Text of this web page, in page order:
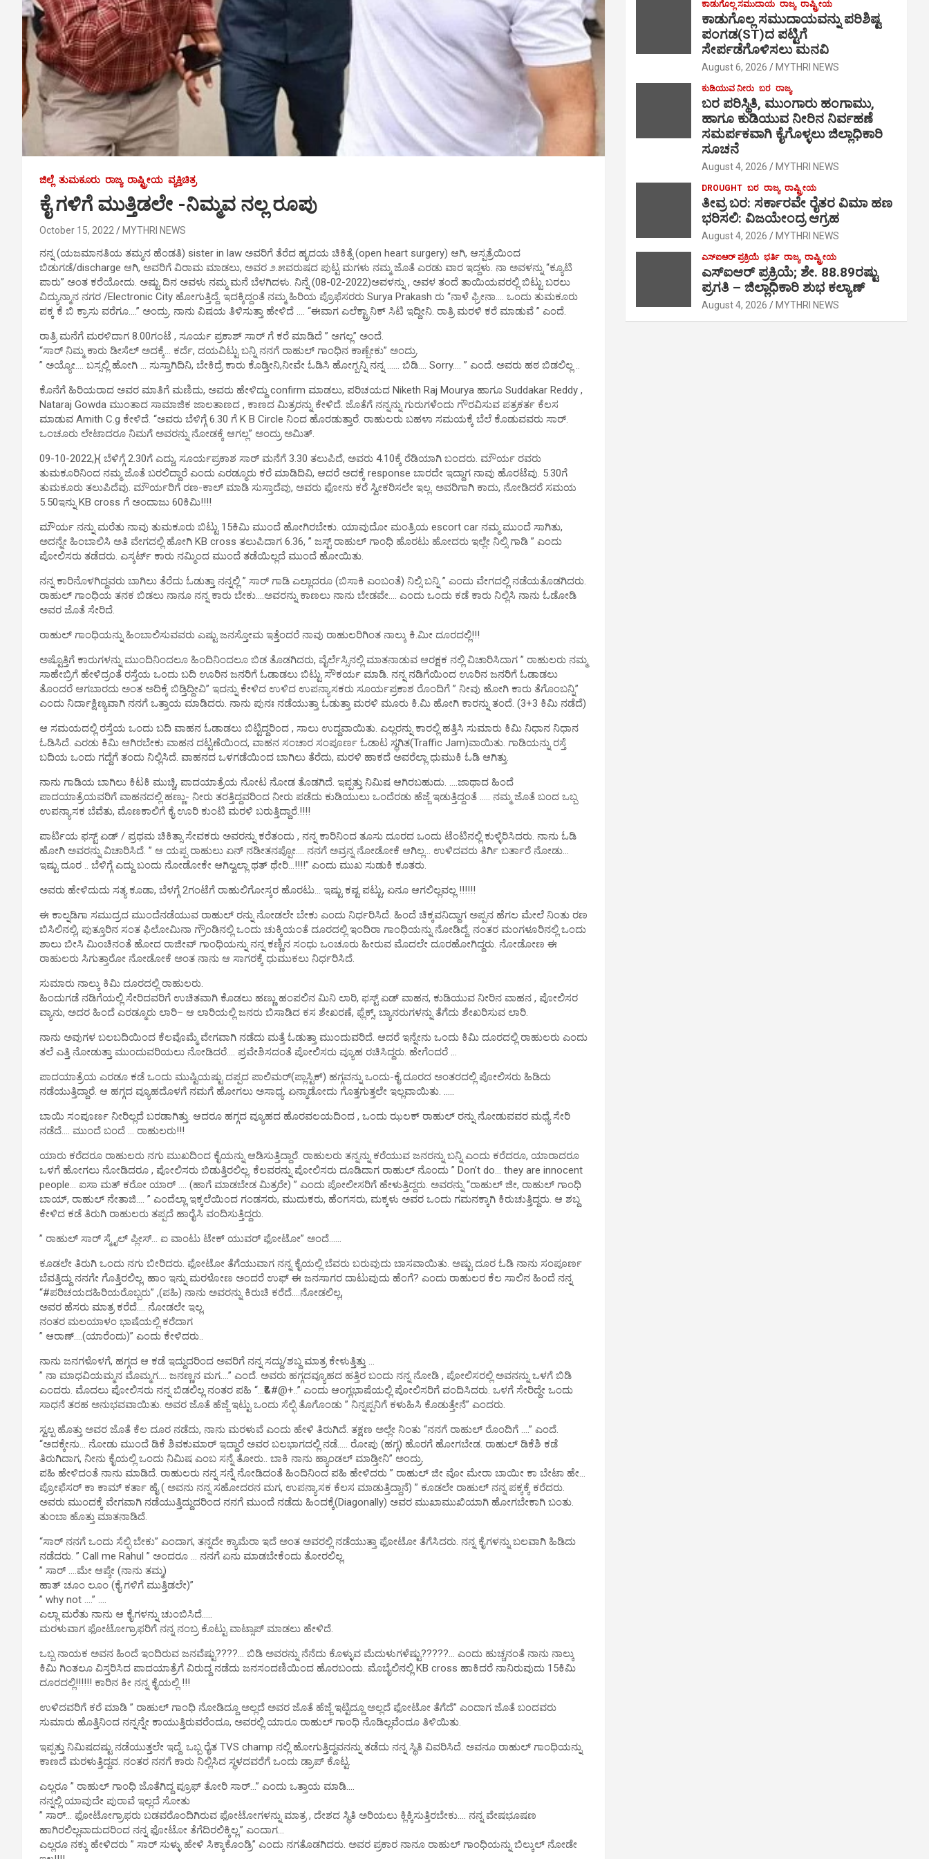
ಜಿಲ್ಲೆ ತುಮಕೂರು ರಾಜ್ಯ ರಾಷ್ಟ್ರೀಯ ವ್ಯಕ್ತಿಚಿತ್ರ
ಕೈ ಗಳಿಗೆ ಮುತ್ತಿಡಲೇ -ನಿಮ್ಮವ ನಲ್ಲ ರೂಪು
October 15, 2022 MYTHRI NEWS
ನನ್ನ (ಯಜಮಾನತಿಯ ತಮ್ಮನ ಹೆಂಡತಿ) sister in law ಅವರಿಗೆ ತೆರೆದ ಹೃದಯ ಚಿಕಿತ್ಸೆ (open heart surgery) ಆಗಿ, ಆಸ್ಪತ್ರೆಯಿಂದ
ಬಿಡುಗಡೆ/discharge ಆಗಿ, ಅವರಿಗೆ ವಿರಾಮ ಮಾಡಲು, ಅವರ ೨.೫ವರುಷದ ಪುಟ್ಟ ಮಗಳು ನಮ್ಮ ಜೊತೆ ಎರಡು ವಾರ ಇದ್ದಳು. ನಾ ಅವಳನ್ನು “ಕ್ಯೂಟಿ
ಪಾರು” ಅಂತ ಕರೆಯೋದು. ಅಷ್ಟು ದಿನ ಅವಳು ನಮ್ಮ ಮನೆ ಬೆಳಗಿದಳು. ನಿನ್ನೆ (08-02-2022)ಅವಳನ್ನು , ಅವಳ ತಂದೆ ತಾಯಿಯವರಲ್ಲಿ ಬಿಟ್ಟು ಬರಲು
ವಿದ್ಯುನ್ಮಾನ ನಗರ /Electronic City ಹೋಗುತ್ತಿದ್ದೆ. ಇದಕ್ಕಿದ್ದಂತೆ ನಮ್ಮ ಹಿರಿಯ ಪ್ರೊಫೆಸರರು Surya Prakash ರು “ನಾಳೆ ಫ್ರೀನಾ…. ಒಂದು ತುಮಕೂರು
ಪಕ್ಕ ಕೆ ಬಿ ಕ್ರಾಸು ವರೆಗೂ….” ಅಂದ್ರು. ನಾನು ವಿಷಯ‌ ತಿಳಿಸುತ್ತಾ ಹೇಳಿದೆ …. “ಈವಾಗ ಎಲೆಕ್ಟ್ರಾನಿಕ್ ಸಿಟಿ ಇದ್ದೀನಿ. ರಾತ್ರಿ ಮರಳಿ ಕರೆ ಮಾಡುವೆ ” ಎಂದೆ.
ರಾತ್ರಿ ಮನೆಗೆ ಮರಳಿದಾಗ 8.00ಗಂಟೆ , ಸೂರ್ಯ ಪ್ರಕಾಶ್ ಸಾರ್ ಗೆ ಕರೆ ಮಾಡಿದೆ ” ಅಗಲ್ಲ” ಅಂದೆ.
“ಸಾರ್ ನಿಮ್ಮ ಕಾರು ಡೀಸೆಲ್ ಅದಕ್ಕೆ… ಕರ್ದೆ, ದಯವಿಟ್ಟು ಬನ್ನಿ ನನಗೆ ರಾಹುಲ್ ಗಾಂಧಿನ ಕಾಣ್ಬೇಕು” ಅಂದ್ರು.
” ಅಯ್ಯೋ…. ಬಸ್ಸಲ್ಲಿ ಹೋಗಿ … ಸುಸ್ತಾಗಿದಿನಿ, ಬೇಕಿದ್ರೆ ಕಾರು ಕೊಡ್ತೀನಿ,ನೀವೇ ಓಡಿಸಿ ಹೋಗ್ಬನ್ನಿ ನನ್ನ …… ಬಿಡಿ…. Sorry…. ” ಎಂದೆ. ಅವರು ಹಠ ಬಿಡಲಿಲ್ಲ ..
ಕೊನೆಗೆ ಹಿರಿಯರಾದ ಅವರ ಮಾತಿಗೆ ಮಣಿದು, ಅವರು ಹೇಳಿದ್ದು confirm ಮಾಡಲು, ಪರಿಚಯದ Niketh Raj Mourya ಹಾಗೂ Suddakar Reddy ,
Nataraj Gowda ಮುಂತಾದ ಸಾಮಾಜಿಕ ಜಾಲತಾಣದ , ಕಾಣದ ಮಿತ್ರರನ್ನು ಕೇಳಿದೆ. ಜೊತೆಗೆ ನನ್ನನ್ನು ಗುರುಗಳೆಂದು ಗೌರವಿಸುವ ಪತ್ರಕರ್ತ ಕೆಲಸ
ಮಾಡುವ Amith C.g ಕೇಳಿದೆ. “ಅವರು ಬೆಳಿಗ್ಗೆ 6.30 ಗೆ K B Circle ನಿಂದ ಹೊರಡುತ್ತಾರೆ. ರಾಹುಲರು ಬಹಳಾ ಸಮಯಕ್ಕೆ ಬೆಲೆ ಕೊಡುವವರು ಸಾರ್.
ಒಂಚೂರು ಲೇಟಾದರೂ ನಿಮಗೆ ಅವರನ್ನು ನೋಡಕ್ಕೆ ಆಗಲ್ಲ” ಅಂದ್ರು ಅಮಿತ್.
09-10-2022,}{ ಬೆಳಿಗ್ಗೆ 2.30ಗೆ ಎದ್ದು, ಸೂರ್ಯಪ್ರಕಾಶ ಸಾರ್ ಮನೆಗೆ 3.30 ತಲುಪಿದೆ, ಅವರು 4.10ಕ್ಕೆ ರೆಡಿಯಾಗಿ ಬಂದರು. ಮೌರ್ಯ ರವರು
ತುಮಕೂರಿನಿಂದ ನಮ್ಮ ಜೊತೆ ಬರಲಿದ್ದಾರೆ ಎಂದು ಎರಡ್ಮೂರು ಕರೆ ಮಾಡಿದಿವಿ, ಆದರೆ ಅದಕ್ಕೆ response ಬಾರದೇ ಇದ್ದಾಗ ನಾವು ಹೊರಟೆವು. 5.30ಗೆ
ತುಮಕೂರು ತಲುಪಿದೆವು. ಮೌರ್ಯರಿಗೆ ರಣ-ಕಾಲ್ ಮಾಡಿ ಸುಸ್ತಾದೆವು, ಅವರು ಫೋನು ಕರೆ ಸ್ವೀಕರಿಸಲೇ ಇಲ್ಲ. ಅವರಿಗಾಗಿ ಕಾದು, ನೋಡಿದರೆ ಸಮಯ
5.50ಇನ್ನು KB cross ಗೆ ಅಂದಾಜು 60ಕಿಮಿ!!!!
ಮೌರ್ಯ ನನ್ನು ಮರೆತು ನಾವು ತುಮಕೂರು ಬಿಟ್ಟು 15ಕಿಮಿ ಮುಂದೆ ಹೋಗಿರಬೇಕು. ಯಾವುದೋ ಮಂತ್ರಿಯ escort car ನಮ್ಮ ಮುಂದೆ ಸಾಗಿತು,
ಅದನ್ನೇ ಹಿಂಬಾಲಿಸಿ ಅತಿ ವೇಗದಲ್ಲಿ ಹೋಗಿ KB cross ತಲುಪಿದಾಗ 6.36, ” ಜಸ್ಟ್ ರಾಹುಲ್ ಗಾಂಧಿ ಹೊರಟು ಹೋದರು ಇಲ್ಲೇ ನಿಲ್ಸಿ ಗಾಡಿ ” ಎಂದು
ಪೋಲಿಸರು ತಡೆದರು. ಎಸ್ಕರ್ಟ್ ಕಾರು ನಮ್ಮಿಂದ ಮುಂದೆ ತಡೆಯಿಲ್ಲದೆ ಮುಂದೆ ಹೋಯಿತು.
ನನ್ನ ಕಾರಿನೊಳಗಿದ್ದವರು ಬಾಗಿಲು ತೆರೆದು ಓಡುತ್ತಾ ನನ್ನಲ್ಲಿ ” ಸಾರ್ ಗಾಡಿ ಎಲ್ಲಾದರೂ (ಬಿಸಾಕಿ ಎಂಬಂತೆ) ನಿಲ್ಸಿ ಬನ್ನಿ ” ಎಂದು ವೇಗದಲ್ಲಿ ನಡೆಯತೊಡಗಿದರು.
ರಾಹುಲ್ ಗಾಂಧಿಯ ತನಕ ಬಿಡಲು ನಾನೂ ನನ್ನ ಕಾರು ಬೇಕು….ಅವರನ್ನು ಕಾಣಲು ನಾನು ಬೇಡವೇ…. ಎಂದು ಒಂದು ಕಡೆ ಕಾರು ನಿಲ್ಲಿಸಿ ನಾನು ಓಡೋಡಿ
ಅವರ ಜೊತೆ ಸೇರಿದೆ.
ರಾಹುಲ್ ಗಾಂಧಿಯನ್ನು ಹಿಂಬಾಲಿಸುವವರು ಎಷ್ಟು ಜನಸ್ತೋಮ ಇತ್ತೆಂದರೆ ನಾವು ರಾಹುಲರಿಗಿಂತ ನಾಲ್ಕು ಕಿ.ಮೀ ದೂರದಲ್ಲಿ!!!
ಅಷ್ಟೊತ್ತಿಗೆ ಕಾರುಗಳನ್ನು ಮುಂದಿನಿಂದಲೂ ಹಿಂದಿನಿಂದಲೂ ಬಿಡ ತೊಡಗಿದರು, ವೈರ್ಲೆಸ್ಸಿನಲ್ಲಿ ಮಾತನಾಡುವ ಆರಕ್ಷಕ ನಲ್ಲಿ ವಿಚಾರಿಸಿದಾಗ ” ರಾಹುಲರು ನಮ್ಮ
ಸಾಹೇಬ್ರಿಗೆ ಹೇಳಿದ್ರಂತೆ ರಸ್ತೆಯ ಒಂದು ಬದಿ ಊರಿನ ಜನರಿಗೆ ಓಡಾಡಲು ಬಿಟ್ಟು ಸೌಕರ್ಯ ಮಾಡಿ. ನನ್ನ ನಡಿಗೆಯಿಂದ ಊರಿನ ಜನರಿಗೆ ಓಡಾಡಲು
ತೊಂದರೆ ಆಗಬಾರದು ಅಂತ ಅದಿಕ್ಕೆ ಬಿಡ್ತಿದ್ದೀವಿ” ಇದನ್ನು ಕೇಳಿದ ಉಳಿದ ಉಪನ್ಯಾಸಕರು ಸೂರ್ಯಪ್ರಕಾಶ ರೊಂದಿಗೆ ” ನೀವು ಹೋಗಿ ಕಾರು ತೆಗೊಂಬನ್ನಿ”
ಎಂದು ನಿರ್ದಾಕ್ಷಿಣ್ಯವಾಗಿ ನನಗೆ ಒತ್ತಾಯ ಮಾಡಿದರು. ನಾನು ಪುನಃ ನಡೆಯುತ್ತಾ ಓಡುತ್ತಾ ಮರಳಿ ಮೂರು ಕಿ.ಮಿ ಹೋಗಿ ಕಾರನ್ನು ತಂದೆ. (3+3 ಕಿಮಿ ನಡೆದೆ)
ಆ ಸಮಯದಲ್ಲಿ ರಸ್ತೆಯ ಒಂದು ಬದಿ ವಾಹನ ಓಡಾಡಲು ಬಿಟ್ಟಿದ್ದರಿಂದ , ಸಾಲು ಉದ್ದವಾಯಿತು. ಎಲ್ಲರನ್ನು ಕಾರಲ್ಲಿ ಹತ್ತಿಸಿ ಸುಮಾರು ಕಿಮಿ ನಿಧಾನ ನಿಧಾನ
ಓಡಿಸಿದೆ. ಎರಡು ಕಿಮಿ ಆಗಿರಬೇಕು ವಾಹನ ದಟ್ಟಣೆಯಿಂದ, ವಾಹನ ಸಂಚಾರ ಸಂಪೂರ್ಣ ಓಡಾಟ ಸ್ಥಗಿತ(Traffic Jam)ವಾಯಿತು. ಗಾಡಿಯನ್ನು ರಸ್ತೆ
ಬದಿಯ ಒಂದು ಗದ್ದೆಗೆ ತಂದು ನಿಲ್ಲಿಸಿದೆ. ವಾಹನದ ಒಳಗಡೆಯಿಂದ ಬಾಗಿಲು ತೆರೆದು, ಮರಳಿ ಹಾಕದೆ ಅವರೆಲ್ಲಾ ಧುಮುಕಿ ಓಡಿ ಆಗಿತ್ತು.
ನಾನು ಗಾಡಿಯ ಬಾಗಿಲು ಕಿಟಕಿ ಮುಚ್ಚಿ, ಪಾದಯಾತ್ರೆಯ ನೋಟ ನೋಡ ತೊಡಗಿದೆ. ಇಪ್ಪತ್ತು ನಿಮಿಷ ಆಗಿರಬಹುದು. ….ಜಾಥಾದ ಹಿಂದೆ
ಪಾದಯಾತ್ರೆಯವರಿಗೆ ವಾಹನದಲ್ಲಿ ಹಣ್ಣು- ನೀರು ತರತ್ತಿದ್ದವರಿಂದ ನೀರು ಪಡೆದು ಕುಡಿಯುಲು ಒಂದೆರಡು ಹೆಜ್ಜೆ ಇಡುತ್ತಿದ್ದಂತೆ ….. ನಮ್ಮ ಜೊತೆ ಬಂದ ಒಬ್ಬ
ಉಪನ್ಯಾಸಕ ಬೆವೆತು, ಮೊಣಕಾಲಿಗೆ ಕೈ ಊರಿ ಕುಂಟಿ ಮರಳಿ ಬರುತ್ತಿದ್ದಾರೆ.!!!!
ಪಾರ್ಟಿಯ ಫಸ್ಟ್ ಏಡ್ / ಪ್ರಥಮ ಚಿಕಿತ್ಸಾ ಸೇವಕರು ಅವರನ್ನು ಕರೆತಂದು , ನನ್ನ ಕಾರಿನಿಂದ ತೂಸು ದೂರದ ಒಂದು ಟೆಂಟಿನಲ್ಲಿ ಕುಳ್ಳಿರಿಸಿದರು. ನಾನು ಓಡಿ
ಹೋಗಿ ಅವರನ್ನು ವಿಚಾರಿಸಿದೆ. ” ಆ ಯಪ್ಪ ರಾಹುಲು ಏನ್ ನಡೀತನಪ್ಪೋ…. ನನಗೆ ಅವ್ರನ್ನ ನೋಡೋಕೆ ಆಗಿಲ್ಲ… ಉಳಿದವರು ತಿರ್ಗಿ ಬರ್ತಾರೆ ನೋಡು…
ಇಷ್ಟು ದೂರ .. ಬೆಳಿಗ್ಗೆ ಎದ್ದು ಬಂದು ನೋಡೋಕೇ ಆಗಿಲ್ವಲ್ಲಾ ಥತ್ ಥೇರಿ…!!!!” ಎಂದು ಮುಖ ಸುಡುಕಿ ಕೂತರು.
ಅವರು ಹೇಳಿದುದು ಸತ್ಯ ಕೂಡಾ, ಬೆಳಗ್ಗೆ 2ಗಂಟೆಗೆ ರಾಹುಲಿಗೋಸ್ಕರ ಹೊರಟು… ಇಷ್ಟು ಕಷ್ಟ ಪಟ್ಟು, ಏನೂ ಆಗಲಿಲ್ಲವಲ್ಲ !!!!!!
ಈ ಕಾಲ್ನಡಿಗಾ ಸಮುದ್ರದ ಮುಂದೆನಡೆಯುವ ರಾಹುಲ್ ರನ್ನು ನೋಡಲೇ ಬೇಕು ಎಂದು ನಿರ್ಧರಿಸಿದೆ. ಹಿಂದೆ ಚಿಕ್ಕವನಿದ್ದಾಗ ಅಪ್ಪನ ಹೆಗಲ ಮೇಲೆ ನಿಂತು ರಣ
ಬಿಸಿಲಿನಲ್ಲಿ, ಪುತ್ತೂರಿನ ಸಂತ ಫಿಲೋಮಿನಾ ಗ್ರೌಂಡಿನಲ್ಲಿ ಒಂದು ಚುಕ್ಕಿಯಂತೆ ದೂರದಲ್ಲಿ ಇಂದಿರಾ ಗಾಂಧಿಯನ್ನು ನೋಡಿದ್ದೆ. ನಂತರ ಮಂಗಳೂರಿನಲ್ಲಿ ಒಂದು
ಶಾಲು ಬೀಸಿ ಮಿಂಚಿನಂತೆ ಹೋದ ರಾಜೀವ್ ಗಾಂಧಿಯನ್ನು ನನ್ನ ಕಣ್ಣಿನ ಸಂಧು ಒಂಚೂರು ಹೀರುವ ಮೊದಲೇ ದೂರಹೋಗಿದ್ದರು. ನೋಡೋಣ ಈ
ರಾಹುಲರು ಸಿಗುತ್ತಾರೋ ನೋಡೋಕೆ ಅಂತ ನಾನು ಆ ಸಾಗರಕ್ಕೆ ಧುಮುಕಲು ನಿರ್ಧರಿಸಿದೆ.
ಸುಮಾರು ನಾಲ್ಕು ಕಿಮಿ ದೂರದಲ್ಲಿ ರಾಹುಲರು.
ಹಿಂದುಗಡೆ ನಡಿಗೆಯಲ್ಲಿ ಸೇರಿದವರಿಗೆ ಉಚಿತವಾಗಿ ಕೊಡಲು ಹಣ್ಣು ಹಂಪಲಿನ ಮಿನಿ ಲಾರಿ, ಫಸ್ಟ್ ಏಡ್ ವಾಹನ, ಕುಡಿಯುವ ನೀರಿನ ವಾಹನ , ಪೋಲಿಸರ
ವ್ಯಾನು, ಅದರ ಹಿಂದೆ ಎರಡ್ಮೂರು ಲಾರಿ– ಆ ಲಾರಿಯಲ್ಲಿ ಜನರು ಬಿಸಾಡಿದ ಕಸ ಶೇಖರಣೆ, ಫ್ಲೆಕ್ಸ್, ಬ್ಯಾನರುಗಳನ್ನು ತೆಗೆದು ಶೇಖರಿಸುವ ಲಾರಿ.
ನಾನು ಅವುಗಳ ಬಲಬದಿಯಿಂದ ಕೆಲವೊಮ್ಮೆ ವೇಗವಾಗಿ ನಡೆದು ಮತ್ತೆ ಓಡುತ್ತಾ ಮುಂದುವರಿದೆ. ಆದರೆ ಇನ್ನೇನು ಒಂದು ಕಿಮಿ ದೂರದಲ್ಲಿ ರಾಹುಲರು ಎಂದು
ತಲೆ ಎತ್ತಿ ನೋಡುತ್ತಾ ಮುಂದುವರಿಯಲು ನೋಡಿದರೆ…. ಪ್ರವೇಶಿಸದಂತೆ ಪೋಲಿಸರು ವ್ಯೂಹ ರಚಿಸಿದ್ದರು. ಹೇಗೆಂದರೆ …
ಪಾದಯಾತ್ರೆಯ ಎರಡೂ ಕಡೆ ಒಂದು ಮುಷ್ಟಿಯಷ್ಟು ದಪ್ಪದ ಪಾಲಿಮರ್(ಪ್ಲಾಸ್ಟಿಕ್) ಹಗ್ಗವನ್ನು ಒಂದು-ಕೈ ದೂರದ ಅಂತರದಲ್ಲಿ ಪೋಲಿಸರು ಹಿಡಿದು
ನಡೆಯುತ್ತಿದ್ದಾರೆ. ಆ ಹಗ್ಗದ ವ್ಯೂಹದೊಳಗೆ ನಮಗೆ ಹೋಗಲು ಅಸಾಧ್ಯ. ಏನ್ಮಾಡೋದು ಗೊತ್ತಗುತ್ತಲೇ ಇಲ್ಲವಾಯಿತು. …..
ಬಾಯಿ ಸಂಪೂರ್ಣ ನೀರಿಲ್ಲದೆ ಬರಡಾಗಿತ್ತು. ಆದರೂ ಹಗ್ಗದ ವ್ಯೂಹದ ಹೊರವಲಯದಿಂದ , ಒಂದು ಝಲಕ್ ರಾಹುಲ್ ರನ್ನು ನೋಡುವವರ ಮಧ್ಯೆ ಸೇರಿ
ನಡೆದೆ…. ಮುಂದೆ ಬಂದೆ … ರಾಹುಲರು!!!
ಯಾರು ಕರೆದರೂ ರಾಹುಲರು ನಗು ಮುಖದಿಂದ ಕೈಯನ್ನು ಆಡಿಸುತ್ತಿದ್ದಾರೆ. ರಾಹುಲರು ತನ್ನನ್ನು ಕರೆಯುವ ಜನರನ್ನು ಬನ್ನಿ ಎಂದು ಕರೆದರೂ, ಯಾರಾದರೂ
ಒಳಗೆ ಹೋಗಲು ನೋಡಿದರೂ , ಪೋಲಿಸರು ಬಿಡುತ್ತಿರಲಿಲ್ಲ. ಕೆಲವರನ್ನು ಪೋಲಿಸರು ದೂಡಿದಾಗ ರಾಹುಲ್ ನೊಂದು ” Don’t do… they are innocent
people… ಐಸಾ ಮತ್ ಕರೋ ಯಾರ್ …. (ಹಾಗೆ ಮಾಡಬೇಡ ಮಿತ್ರರೇ) ” ಎಂದು ಪೋಲೀಸರಿಗೆ ಹೇಳುತ್ತಿದ್ದರು. ಅವರನ್ನು “ರಾಹುಲ್ ಜೀ, ರಾಹುಲ್ ಗಾಂಧಿ
ಬಾಯ್, ರಾಹುಲ್ ನೇತಾಜಿ…. ” ಎಂದೆಲ್ಲಾ ಇಕ್ಕಲೆಯಿಂದ ಗಂಡಸರು, ಮುದುಕರು, ಹೆಂಗಸರು, ಮಕ್ಕಳು ಅವರ ಒಂದು ಗಮನಕ್ಕಾಗಿ ಕಿರುಚುತ್ತಿದ್ದರು. ಆ ಶಬ್ದ
ಕೇಳಿದ ಕಡೆ ತಿರುಗಿ ರಾಹುಲರು ತಪ್ಪದೆ ಹಾರೈಸಿ ವಂದಿಸುತ್ತಿದ್ದರು.
” ರಾಹುಲ್ ಸಾರ್ ಸ್ಮೈಲ್ ಪ್ಲೀಸ್… ಐ ವಾಂಟು ಟೇಕ್ ಯುವರ್ ಫೋಟೋ” ಅಂದೆ……
ಕೂಡಲೇ ತಿರುಗಿ ಒಂದು ನಗು ಬೀರಿದರು. ಫೋಟೋ ತೆಗೆಯುವಾಗ ನನ್ನ ಕೈಯಲ್ಲಿ ಬೆವರು ಬರುವುದು ಬಾಸವಾಯಿತು. ಅಷ್ಟು ದೂರ ಓಡಿ ನಾನು ಸಂಪೂರ್ಣ
ಬೆವತ್ತಿದ್ದು ನನಗೇ ಗೊತ್ತಿರಲಿಲ್ಲ. ಹಾಂ ಇನ್ನು ಮರಳೋಣ ಅಂದರೆ ಉಫ್ ಈ ಜನಸಾಗರ ದಾಟುವುದು ಹೆಂಗೆ? ಎಂದು ರಾಹುಲರ ಕೆಲ ಸಾಲಿನ ಹಿಂದೆ ನನ್ನ
“#ಪರಿಚಯದಹಿರಿಯರೊಬ್ಬರು” ,(ಪಹಿ) ನಾನು ಅವರನ್ನು ಕಿರುಚಿ ಕರೆದೆ….ನೋಡಲಿಲ್ಲ,
ಅವರ ಹೆಸರು ಮಾತ್ರ ಕರೆದೆ…. ನೋಡಲೇ ಇಲ್ಲ.
ನಂತರ ಮಲಯಾಳಂ ಭಾಷೆಯಲ್ಲಿ ಕರೆದಾಗ
” ಆರಾಣ್….(ಯಾರೆಂದು)” ಎಂದು ಕೇಳಿದರು..
ನಾನು ಜನಗಳೊಳಗೆ, ಹಗ್ಗದ ಆ ಕಡೆ ಇದ್ದುದರಿಂದ ಅವರಿಗೆ ನನ್ನ ಸದ್ದು/ಶಬ್ದ ಮಾತ್ರ ಕೇಳುತ್ತಿತ್ತು …
” ನಾ ಮಾಧವಿಯಮ್ಮನ ಮೊಮ್ಮಗ…. ಜನಣ್ಣನ ಮಗ….” ಎಂದೆ. ಅವರು ಹಗ್ಗದವ್ಯೂಹದ ಹತ್ತಿರ ಬಂದು ನನ್ನ ನೋಡಿ , ಪೋಲಿಸರಲ್ಲಿ ಅವನನ್ನು ಒಳಗೆ ಬಿಡಿ
ಎಂದರು. ಮೊದಲು ಪೋಲಿಸರು ನನ್ನ ಬಿಡಲಿಲ್ಲ ನಂತರ ಪಹಿ “…₹&#@+..” ಎಂದು ಆಂಗ್ಲಭಾಷೆಯಲ್ಲಿ ಪೋಲಿಸರಿಗೆ ವಂದಿಸಿದರು. ಒಳಗೆ ಸೇರಿದ್ದೇ ಒಂದು
ಸಾಧನೆ ತರಹ ಅನುಭವವಾಯಿತು. ಅವರ ಜೊತೆ ಹೆಜ್ಜೆ ಇಟ್ಟು ಒಂದು ಸೆಲ್ಫಿ ತೊಗೊಂಡು ” ನಿನ್ನಪ್ಪನಿಗೆ ಕಳುಹಿಸಿ ಕೊಡುತ್ತೇನೆ” ಎಂದರು.
ಸ್ವಲ್ಪ ಹೊತ್ತು ಅವರ ಜೊತೆ ಕೆಲ ದೂರ ನಡೆದು, ನಾನು ಮರಳುವೆ ಎಂದು ಹೇಳಿ ತಿರುಗಿದೆ. ತಕ್ಷಣ ಅಲ್ಲೇ ನಿಂತು “ನನಗೆ ರಾಹುಲ್ ರೊಂದಿಗೆ ….” ಎಂದೆ.
“ಅದಕ್ಕೇನು… ನೋಡು ಮುಂದೆ ಡಿಕೆ ಶಿವಕುಮಾರ್ ಇದ್ದಾರೆ ಅವರ ಬಲಭಾಗದಲ್ಲಿ ನಡೆ….. ರೋಪು (ಹಗ್ಗ) ಹೊರಗೆ ಹೋಗಬೇಡ. ರಾಹುಲ್ ಡಿಕೆಶಿ ಕಡೆ
ತಿರುಗಿದಾಗ, ನೀನು ಕೈಯಲ್ಲಿ ಒಂದು ನಿಮಿಷ ಎಂಬ ಸನ್ನೆ ತೋರು.. ಬಾಕಿ ನಾನು ಹ್ಯಾಂಡಲ್ ಮಾಡ್ತೀನಿ” ಅಂದ್ರು.
ಪಹಿ ಹೇಳಿದಂತೆ ನಾನು ಮಾಡಿದೆ. ರಾಹುಲರು ನನ್ನ ಸನ್ನೆ ನೋಡಿದಂತೆ ಹಿಂದಿನಿಂದ ಪಹಿ ಹೇಳಿದರು ” ರಾಹುಲ್ ಜೀ ವೋ ಮೇರಾ ಬಾಯೀ ಕಾ ಬೇಟಾ ಹೇ…
ಪ್ರೋಫೆಸರ್ ಕಾ ಕಾಮ್ ಕರ್ತಾ ಹೈ ( ಅವನು ನನ್ನ ಸಹೋದರನ ಮಗ, ಉಪನ್ಯಾಸಕ ಕೆಲಸ ಮಾಡುತ್ತಿದ್ದಾನೆ) ” ಕೂಡಲೇ ರಾಹುಲ್ ನನ್ನ ಪಕ್ಕಕ್ಕೆ ಕರೆದರು.
ಅವರು ಮುಂದಕ್ಕೆ ವೇಗವಾಗಿ ನಡೆಯುತ್ತಿದ್ದುದರಿಂದ ನನಗೆ ಮುಂದೆ ನಡೆದು ಹಿಂದಕ್ಕೆ(Diagonally) ಅವರ ಮುಖಾಮುಖಿಯಾಗಿ ಹೋಗಬೇಕಾಗಿ ಬಂತು.
ತುಂಬಾ ಹೊತ್ತು ಮಾತನಾಡಿದೆ.
“ಸಾರ್ ನನಗೆ ಒಂದು ಸೆಲ್ಫಿ ಬೇಕು” ಎಂದಾಗ, ತನ್ನದೇ ಕ್ಯಾಮೆರಾ ಇದೆ ಅಂತ ಅವರಲ್ಲಿ ನಡೆಯುತ್ತಾ ಫೋಟೋ ತೆಗೆಸಿದರು. ನನ್ನ ಕೈಗಳನ್ನು ಬಲವಾಗಿ ಹಿಡಿದು
ನಡೆದರು. ” Call me Rahul ” ಅಂದರೂ … ನನಗೆ ಏನು ಮಾಡಬೇಕೆಂದು ತೋರಲಿಲ್ಲ.
” ಸಾರ್ ….ಮೇ ಆಪ್ಕೇ (ನಾನು ತಮ್ಮ)
ಹಾತ್ ಚೂಂ ಲೂಂ (ಕೈ ಗಳಿಗೆ ಮುತ್ತಿಡಲೇ)”
” why not ….” ….
ಎಲ್ಲಾ ಮರೆತು ನಾನು ಆ ಕೈಗಳನ್ನು ಚುಂಬಿಸಿದೆ…..
ಮರಳುವಾಗ ಫೋಟೋಗ್ರಾಫರಿಗೆ ನನ್ನ ನಂಬ್ರ ಕೊಟ್ಟು ವಾಟ್ಸಾಪ್ ಮಾಡಲು ಹೇಳಿದೆ.
ಒಬ್ಬ ನಾಯಕ ಅವನ ಹಿಂದೆ ಇಂದಿರುವ ಜನವೆಷ್ಟು????… ಬಿಡಿ ಅವರನ್ನು ನೆನೆದು ಕೊಳ್ಳುವ ಮೆದುಳುಗಳೆಷ್ಟು?????… ಎಂದು ಹುಚ್ಚನಂತೆ ನಾನು ನಾಲ್ಕು
ಕಿಮಿ ಗಿಂತಲೂ ವಿಸ್ತರಿಸಿದ ಪಾದಯಾತ್ರೆಗೆ ವಿರುದ್ದ ನಡೆದು ಜನಸಂದಣಿಯಿಂದ ಹೊರಬಂದು. ಮೊಬೈಲಿನಲ್ಲಿ KB cross ಹಾಕಿದರೆ ನಾನಿರುವುದು 15ಕಿಮಿ
ದೂರದಲ್ಲಿ!!!!!! ಕಾರಿನ ಕೀ ನನ್ನ ಕೈಯಲ್ಲಿ !!!
ಉಳಿದವರಿಗೆ ಕರೆ ಮಾಡಿ ” ರಾಹುಲ್ ಗಾಂಧಿ ನೋಡಿದ್ದೂ ಅಲ್ಲದೆ ಅವರ ಜೊತೆ ಹೆಜ್ಜೆ ಇಟ್ಟಿದ್ದೂ ಅಲ್ಲದೆ ಫೋಟೋ ತೆಗೆದೆ” ಎಂದಾಗ ಜೊತೆ ಬಂದವರು
ಸುಮಾರು ಹೊತ್ತಿನಿಂದ ನನ್ನನ್ನೇ ಕಾಯುತ್ತಿರುವರೆಂದೂ, ಅವರಲ್ಲಿ ಯಾರೂ ರಾಹುಲ್ ಗಾಂಧಿ ನೊಡಿಲ್ಲವೆಂದೂ ತಿಳಿಯಿತು.
ಇಪ್ಪತ್ತು ನಿಮಿಷದಷ್ಟು ನಡೆಯುತ್ತಲೇ ಇದ್ದೆ. ಒಬ್ಬ ರೈತ TVS champ ನಲ್ಲಿ ಹೋಗುತ್ತಿದ್ದವನನ್ನು ತಡೆದು ನನ್ನ ಸ್ಥಿತಿ ವಿವರಿಸಿದೆ. ಅವನೂ ರಾಹುಲ್ ಗಾಂಧಿಯನ್ನು
ಕಾಣದೆ ಮರಳುತ್ತಿದ್ದವ. ನಂತರ ನನಗೆ ಕಾರು ನಿಲ್ಲಿಸಿದ ಸ್ಥಳದವರೆಗೆ ಒಂದು ಡ್ರಾಪ್ ಕೊಟ್ಟ.
ಎಲ್ಲರೂ ” ರಾಹುಲ್ ಗಾಂಧಿ ಜೊತೆಗಿದ್ದ ಪ್ರೂಫ್ ತೋರಿ ಸಾರ್…” ಎಂದು ಒತ್ತಾಯ ಮಾಡಿ….
ನನ್ನಲ್ಲಿ ಯಾವುದೇ ಪುರಾವೆ ಇಲ್ಲದೆ ಸೋತು
” ಸಾರ್… ಫೋಟೋಗ್ರಾಫರು ಬಡವರೊಂದಿಗಿರುವ ಫೋಟೋಗಳನ್ನು ಮಾತ್ರ , ದೇಶದ ಸ್ಥಿತಿ ಅರಿಯಲು ಕ್ಲಿಕ್ಕಿಸುತ್ತಿರಬೇಕು…. ನನ್ನ ವೇಷಭೂಷಣ
ಹಾಗಿರಲಿಲ್ಲವಾದುದರಿಂದ ನನ್ನ ಫೋಟೋ ತೆಗೆದಿರಲಿಕ್ಕಿಲ್ಲ.” ಎಂದಾಗ…
ಎಲ್ಲರೂ ನಕ್ಕು ಹೇಳಿದರು ” ಸಾರ್ ಸುಳ್ಳು ಹೇಳಿ ಸಿಕ್ಕಾಕೊಂಡ್ರಿ” ಎಂದು ನಗತೊಡಗಿದರು. ಅವರ ಪ್ರಕಾರ ನಾನೂ ರಾಹುಲ್ ಗಾಂಧಿಯನ್ನು ಬಿಲ್ಕುಲ್ ನೋಡೇ
ಕಾಡುಗೊಲ್ಲ ಸಮುದಾಯ ರಾಜ್ಯ ರಾಷ್ಟ್ರೀಯ
ಕಾಡುಗೊಲ್ಲ ಸಮುದಾಯವನ್ನು ಪರಿಶಿಷ್ಟ
ಪಂಗಡ(ST)ದ ಪಟ್ಟಿಗೆ
ಸೇರ್ಪಡೆಗೊಳಿಸಲು ಮನವಿ
August 6, 2026 MYTHRI NEWS
ಕುಡಿಯುವ ನೀರು ಬರ ರಾಜ್ಯ
ಬರ ಪರಿಸ್ಥಿತಿ, ಮುಂಗಾರು ಹಂಗಾಮು,
ಹಾಗೂ ಕುಡಿಯುವ ನೀರಿನ ನಿರ್ವಹಣೆ
ಸಮರ್ಪಕವಾಗಿ ಕೈಗೊಳ್ಳಲು ಜಿಲ್ಲಾಧಿಕಾರಿ
ಸೂಚನೆ
August 4, 2026 MYTHRI NEWS
DROUGHT ಬರ ರಾಜ್ಯ ರಾಷ್ಟ್ರೀಯ
ತೀವ್ರ ಬರ: ಸರ್ಕಾರವೇ ರೈತರ ವಿಮಾ ಹಣ
ಭರಿಸಲಿ: ವಿಜಯೇಂದ್ರ ಆಗ್ರಹ
August 4, 2026 MYTHRI NEWS
ಎಸ್‍ಐಆರ್ ಪ್ರಕ್ರಿಯೆ ಭರ್ತಿ ರಾಜ್ಯ ರಾಷ್ಟ್ರೀಯ
ಎಸ್‍ಐಆರ್ ಪ್ರಕ್ರಿಯೆ; ಶೇ. 88.89ರಷ್ಟು
ಪ್ರಗತಿ – ಜಿಲ್ಲಾಧಿಕಾರಿ ಶುಭ ಕಲ್ಯಾಣ್
August 4, 2026 MYTHRI NEWS